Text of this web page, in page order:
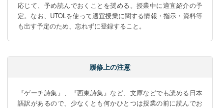
応じて、予め読んでおくことを奨める。授業中に適宜紹介の予
定。なお、UTOLを使って適宜授業に関する情報・指示・資料等
も出す予定のため、忘れずに登録すること。
履修上の注意
『ゲーチ詩集』、『西東詩集』など、文庫などでも読める日本
語訳があるので、少なくとも何かひとつは授業の前に読んでお